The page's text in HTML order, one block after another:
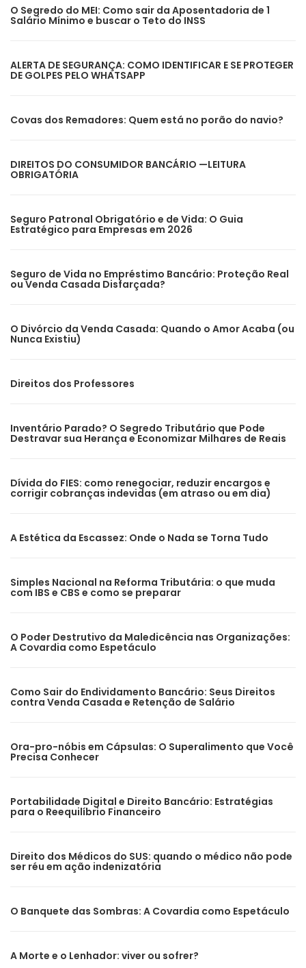
O Segredo do MEI: Como sair da Aposentadoria de 1
Salário Mínimo e buscar o Teto do INSS
ALERTA DE SEGURANÇA: COMO IDENTIFICAR E SE PROTEGER
DE GOLPES PELO WHATSAPP
Covas dos Remadores: Quem está no porão do navio?
DIREITOS DO CONSUMIDOR BANCÁRIO —LEITURA
OBRIGATÓRIA
Seguro Patronal Obrigatório e de Vida: O Guia
Estratégico para Empresas em 2026
Seguro de Vida no Empréstimo Bancário: Proteção Real
ou Venda Casada Disfarçada?
O Divórcio da Venda Casada: Quando o Amor Acaba (ou
Nunca Existiu)
Direitos dos Professores
Inventário Parado? O Segredo Tributário que Pode
Destravar sua Herança e Economizar Milhares de Reais
Dívida do FIES: como renegociar, reduzir encargos e
corrigir cobranças indevidas (em atraso ou em dia)
A Estética da Escassez: Onde o Nada se Torna Tudo
Simples Nacional na Reforma Tributária: o que muda
com IBS e CBS e como se preparar
O Poder Destrutivo da Maledicência nas Organizações:
A Covardia como Espetáculo
Como Sair do Endividamento Bancário: Seus Direitos
contra Venda Casada e Retenção de Salário
Ora-pro-nóbis em Cápsulas: O Superalimento que Você
Precisa Conhecer
Portabilidade Digital e Direito Bancário: Estratégias
para o Reequilíbrio Financeiro
Direito dos Médicos do SUS: quando o médico não pode
ser réu em ação indenizatória
O Banquete das Sombras: A Covardia como Espetáculo
A Morte e o Lenhador: viver ou sofrer?